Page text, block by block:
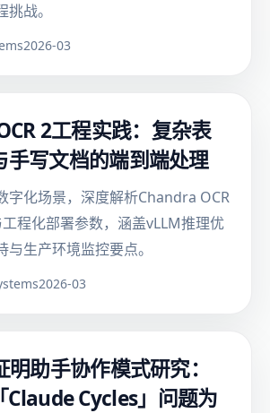
战。
2026-03
2工程实践：复杂表
手写文档的端到端处理
字化场景，深度解析Chandra OCR
程化部署参数，涵盖vLLM推理优
与生产环境监控要点。
2026-03
助手协作模式研究：
Cycles」问题为